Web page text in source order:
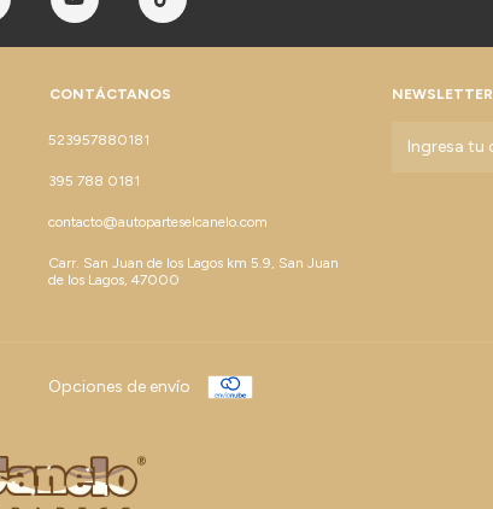
CONTÁCTANOS
523957880181
395 788 0181
contacto@autoparteselcanelo.com
Carr. San Juan de los Lagos km 5.9, San Juan
de los Lagos, 47000
NEWSLETTER
Opciones de envío